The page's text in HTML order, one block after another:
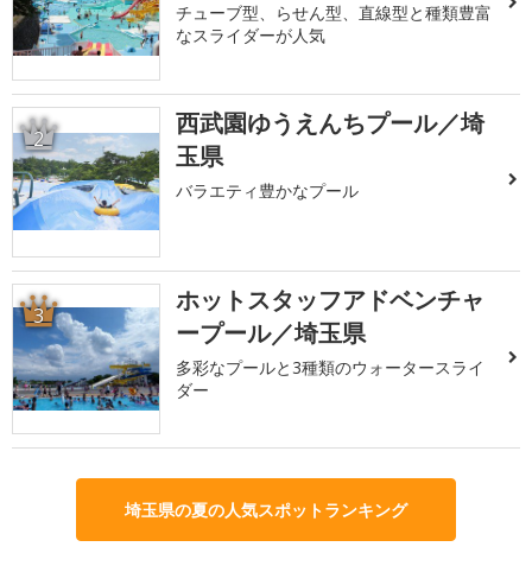
チューブ型、らせん型、直線型と種類豊富
なスライダーが人気
2
西武園ゆうえんちプール／埼
玉県
バラエティ豊かなプール
3
ホットスタッフアドベンチャ
ープール／埼玉県
多彩なプールと3種類のウォータースライ
ダー
埼玉県の夏の人気スポットランキング